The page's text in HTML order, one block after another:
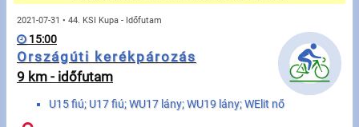
Adatvédelem
Üzenetek
2021-07-31 • 44. KSI Kupa - Időfutam
15:00
Országúti kerékpározás
9 km - időfutam
U15 fiú; U17 fiú; WU17 lány; WU19 lány; WElit nő